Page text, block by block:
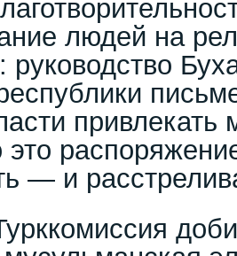
людей на
руководство
привлекать
это
— и